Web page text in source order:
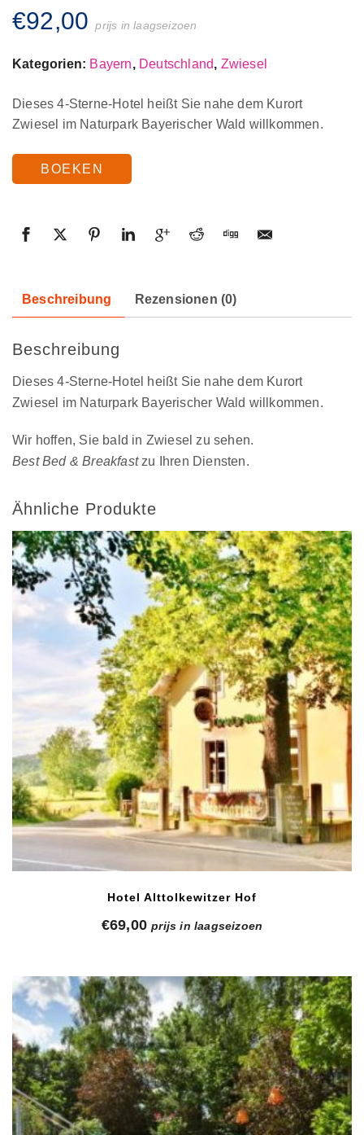
€92,00 prijs in laagseizoen
Kategorien: Bayern, Deutschland, Zwiesel
Dieses 4-Sterne-Hotel heißt Sie nahe dem Kurort
Zwiesel im Naturpark Bayerischer Wald willkommen.
BOEKEN
Beschreibung Rezensionen (0)
Beschreibung
Dieses 4-Sterne-Hotel heißt Sie nahe dem Kurort
Zwiesel im Naturpark Bayerischer Wald willkommen.
Wir hoffen, Sie bald in Zwiesel zu sehen.
Best Bed & Breakfastzu Ihren Diensten.
Ähnliche Produkte
Hotel Alttolkewitzer Hof
€69,00 prijs in laagseizoen